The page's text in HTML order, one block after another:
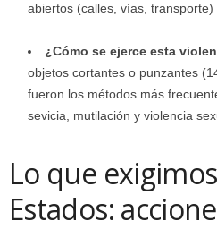
abiertos (calles, vías, transporte)
¿Cómo se ejerce esta
objetos cortantes o punzantes
fueron los métodos más
sevicia, mutilación y violencia
Lo que
Estados: